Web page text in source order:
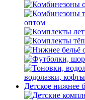
оптом
водолазки,
Детское нижнее